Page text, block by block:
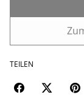
TEILEN